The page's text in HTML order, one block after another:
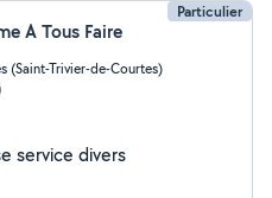
Particulier
A Tous Faire
(Saint-Trivier-de-Courtes)
service divers